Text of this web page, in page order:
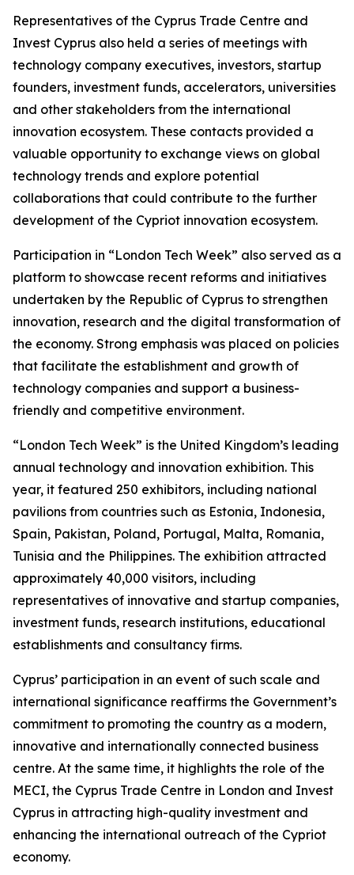
Representatives of the Cyprus Trade Centre and
Invest Cyprus also held a series of meetings with
technology company executives, investors, startup
founders, investment funds, accelerators, universities
and other stakeholders from the international
innovation ecosystem. These contacts provided a
valuable opportunity to exchange views on global
technology trends and explore potential
collaborations that could contribute to the further
development of the Cypriot innovation ecosystem.
Participation in “London Tech Week” also served as a
platform to showcase recent reforms and initiatives
undertaken by the Republic of Cyprus to strengthen
innovation, research and the digital transformation of
the economy. Strong emphasis was placed on policies
that facilitate the establishment and growth of
technology companies and support a business-
friendly and competitive environment.
“London Tech Week” is the United Kingdom’s leading
annual technology and innovation exhibition. This
year, it featured 250 exhibitors, including national
pavilions from countries such as Estonia, Indonesia,
Spain, Pakistan, Poland, Portugal, Malta, Romania,
Tunisia and the Philippines. The exhibition attracted
approximately 40,000 visitors, including
representatives of innovative and startup companies,
investment funds, research institutions, educational
establishments and consultancy firms.
Cyprus’ participation in an event of such scale and
international significance reaffirms the Government’s
commitment to promoting the country as a modern,
innovative and internationally connected business
centre. At the same time, it highlights the role of the
MECI, the Cyprus Trade Centre in London and Invest
Cyprus in attracting high-quality investment and
enhancing the international outreach of the Cypriot
economy.